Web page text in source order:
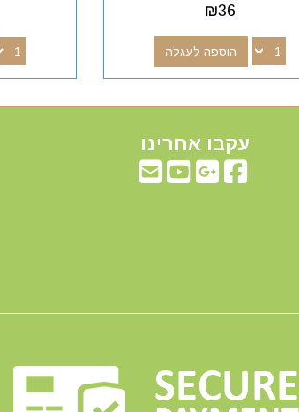
₪36
הוספה לעגלה
עקבו אחרינו